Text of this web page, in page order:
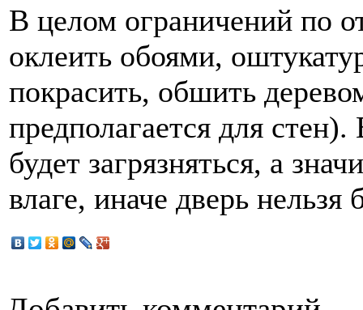
В целом ограничений по
оклеить обоями,
покрасить, обшить
предполагается для
будет загрязняться, а
влаге, иначе дверь нельзя